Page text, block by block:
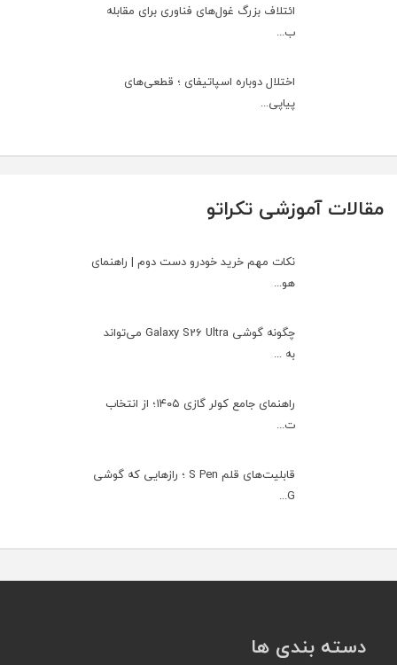
ائتلاف بزرگ غول‌های فناوری برای مقابله
ب...
اختلال دوباره اسپاتیفای ؛ قطعی‌های
پیاپی...
مقالات آموزشی تکراتو
نکات مهم خرید خودرو دست دوم | راهنمای
هو...
چگونه گوشی Galaxy S26 Ultra می‌تواند
به ...
راهنمای جامع کولر گازی ۱۴۰۵؛ از انتخاب
ت...
قابلیت‌های قلم S Pen ؛ رازهایی که گوشی
G...
دسته بندی ها